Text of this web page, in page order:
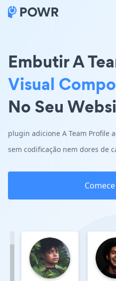
Embutir A
Visual
No Seu
plugin adicione A Team Profile
sem codificação nem dores de